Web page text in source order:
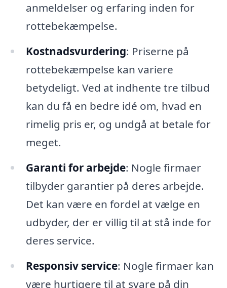
anmeldelser og erfaring inden for
rottebekæmpelse.
Kostnadsvurdering: Priserne på
rottebekæmpelse kan variere
betydeligt. Ved at indhente tre tilbud
kan du få en bedre idé om, hvad en
rimelig pris er, og undgå at betale for
meget.
Garanti for arbejde: Nogle firmaer
tilbyder garantier på deres arbejde.
Det kan være en fordel at vælge en
udbyder, der er villig til at stå inde for
deres service.
Responsiv service: Nogle firmaer kan
være hurtigere til at svare på din